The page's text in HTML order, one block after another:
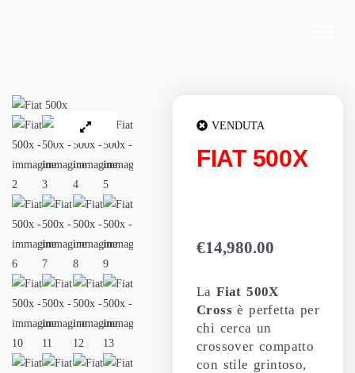
VENDUTA
FIAT 500X
€14,980.00
LaFiat 500X
Cross è perfetta per
chi cerca un
crossover compatto
con stile grintoso,